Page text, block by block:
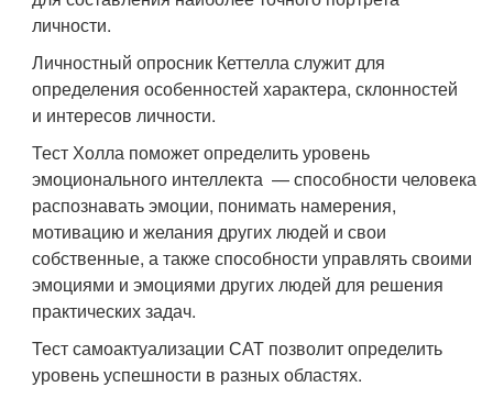
личности.
Личностный опросник Кеттелла служит для
определения особенностей характера, склонностей
и интересов личности.
Тест Холла поможет определить уровень
эмоционального интеллекта — способности человека
распознавать эмоции, понимать намерения,
мотивацию и желания других людей и свои
собственные, а также способности управлять своими
эмоциями и эмоциями других людей для решения
практических задач.
Тест самоактуализации САТ позволит определить
уровень успешности в разных областях.